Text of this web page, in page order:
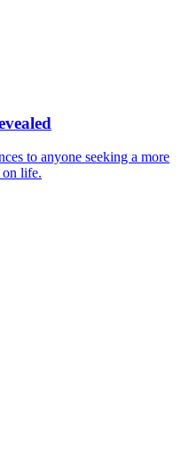
to anyone seeking a more
on life.